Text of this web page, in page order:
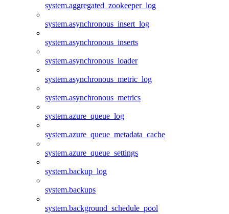
system.aggregated_zookeeper_log
system.asynchronous_insert_log
system.asynchronous_inserts
system.asynchronous_loader
system.asynchronous_metric_log
system.asynchronous_metrics
system.azure_queue_log
system.azure_queue_metadata_cache
system.azure_queue_settings
system.backup_log
system.backups
system.background_schedule_pool